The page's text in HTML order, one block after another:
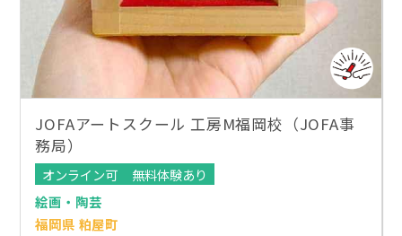
JOFAアートスクール 工房M福岡校（JOFA事
務局）
オンライン可
無料体験あり
絵画・陶芸
福岡県 粕屋町